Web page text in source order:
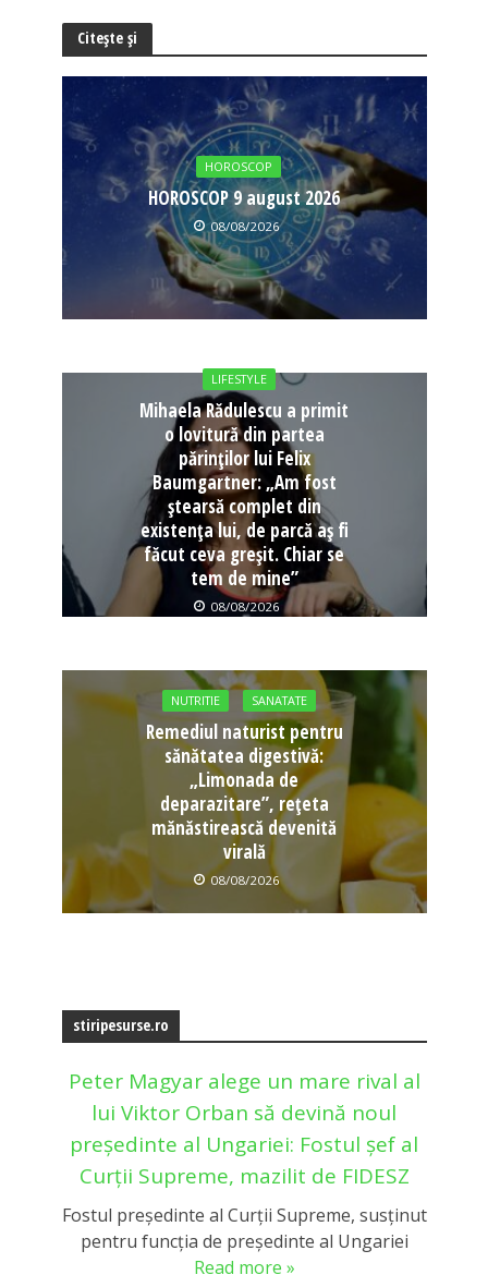
Citește și
HOROSCOP
HOROSCOP 9 august 2026
08/08/2026
LIFESTYLE
Mihaela Rădulescu a primit
o lovitură din partea
părinților lui Felix
Baumgartner: „Am fost
ștearsă complet din
existența lui, de parcă aș fi
făcut ceva greșit. Chiar se
tem de mine”
08/08/2026
NUTRITIE SANATATE
Remediul naturist pentru
sănătatea digestivă:
„Limonada de
deparazitare”, rețeta
mănăstirească devenită
virală
08/08/2026
stiripesurse.ro
Peter Magyar alege un mare rival al
lui Viktor Orban să devină noul
președinte al Ungariei: Fostul șef al
Curții Supreme, mazilit de FIDESZ
Fostul președinte al Curții Supreme, susținut
pentru funcția de președinte al Ungariei
Read more »